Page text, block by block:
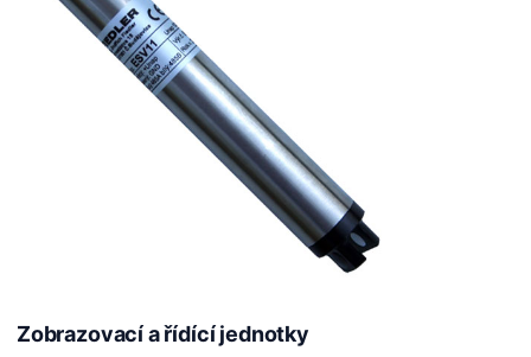
Zobrazovací a řídící jednotky